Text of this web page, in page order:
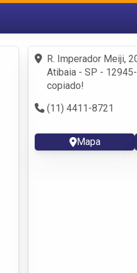
Fazer login
Criar conta
R. Imperador Meiji,
Atibaia - SP -
copiado!
(11) 4411-8721
Mapa